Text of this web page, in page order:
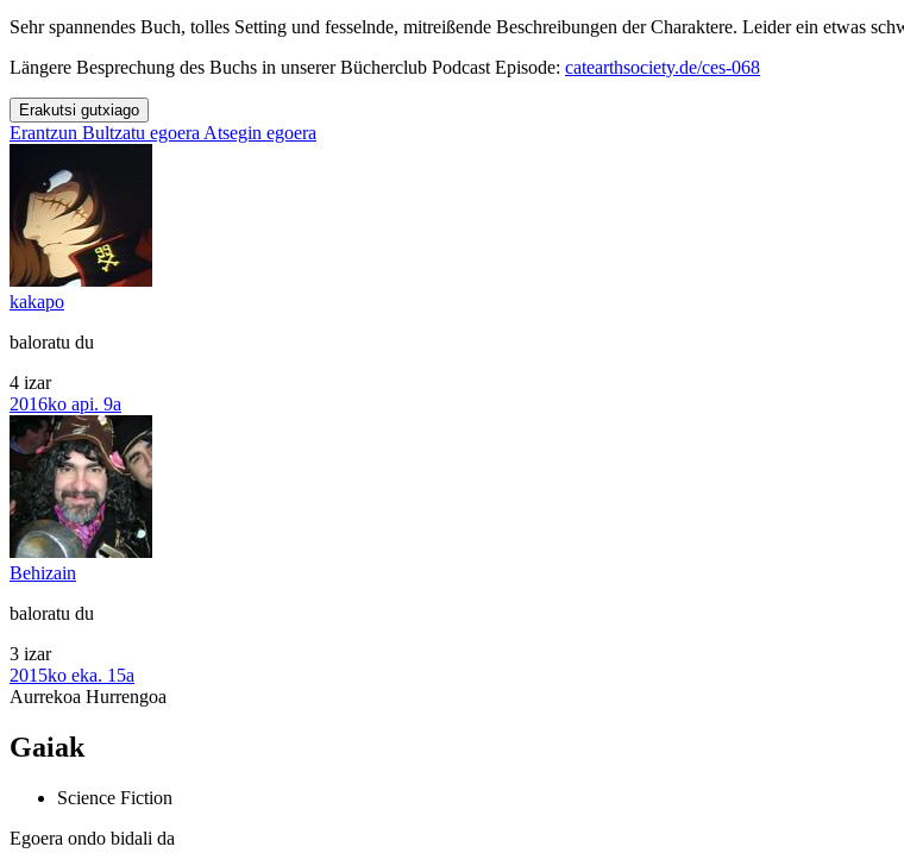
Sehr spannendes Buch, tolles Setting und fesselnde, mitreißende Beschreibungen der Charaktere. Leider ein etwas
Längere Besprechung des Buchs in unserer Bücherclub Podcast Episode: catearthsociety.de/ces-068
Erakutsi gutxiago
Erantzun Bultzatu egoera Atsegin egoera
kakapo
baloratu du
4 izar
2016ko api. 9a
Behizain
baloratu du
3 izar
2015ko eka. 15a
Aurrekoa Hurrengoa
Gaiak
Science Fiction
Egoera ondo bidali da